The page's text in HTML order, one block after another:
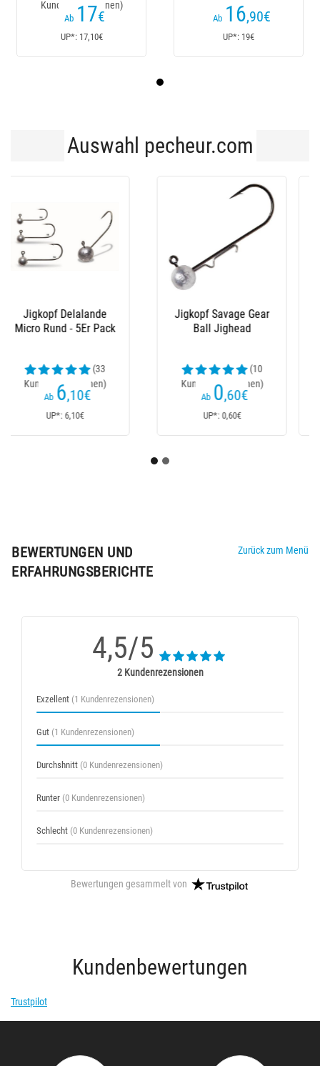
Kundenrezensionen)
Ab 17€
UP*: 17,10€
Ab 16,90€
UP*: 19€
Auswahl pecheur.com
Jigkopf Decoy Vj 36
Packung
Kundenrezensionen)
Ab 6 €
UP*: 6€
Gewichteter Kopf Fox
Rage Slick Pelagic
Kundenrezensionen)
Ab 3 €
UP*: 3€
BEWERTUNGEN UND
ERFAHRUNGSBERICHTE
Zurück zum Menü
4,5/5
2 Kundenrezensionen
Exzellent (1 Kundenrezensionen)
Gut (1 Kundenrezensionen)
Durchshnitt (0 Kundenrezensionen)
Runter (0 Kundenrezensionen)
Schlecht (0 Kundenrezensionen)
Bewertungen gesammelt von
Kundenbewertungen
Trustpilot